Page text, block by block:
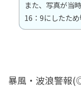
また、写真が当
16：9にしたた
暴風・波浪警